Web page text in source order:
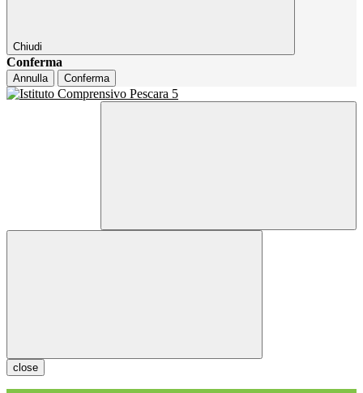
Chiudi
Conferma
Annulla Conferma
close